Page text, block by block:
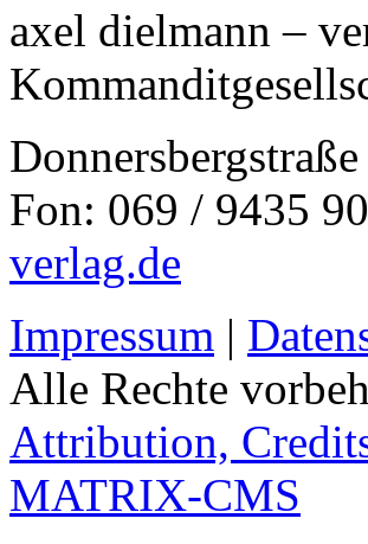
axel dielmann –
Fon: 069 / 9435
verlag.de
Impressum |
Alle Rechte
Attribution,
MATRIX-CMS